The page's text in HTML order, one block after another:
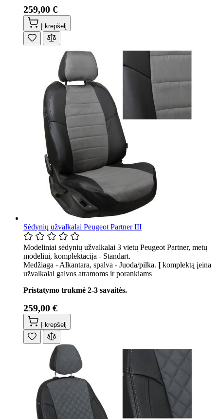
259,00 €
Į krepšelį
Sėdynių užvalkalai Peugeot Partner III
Modeliniai sėdynių užvalkalai 3 vietų Peugeot Partner, metų
modeliui, komplektacija - Standart.
Medžiaga - Alkantara, spalva - Juoda/pilka. Į komplektą įeina
užvalkalai galvos atramoms ir porankiams
Pristatymo trukmė 2-3 savaitės.
259,00 €
Į krepšelį